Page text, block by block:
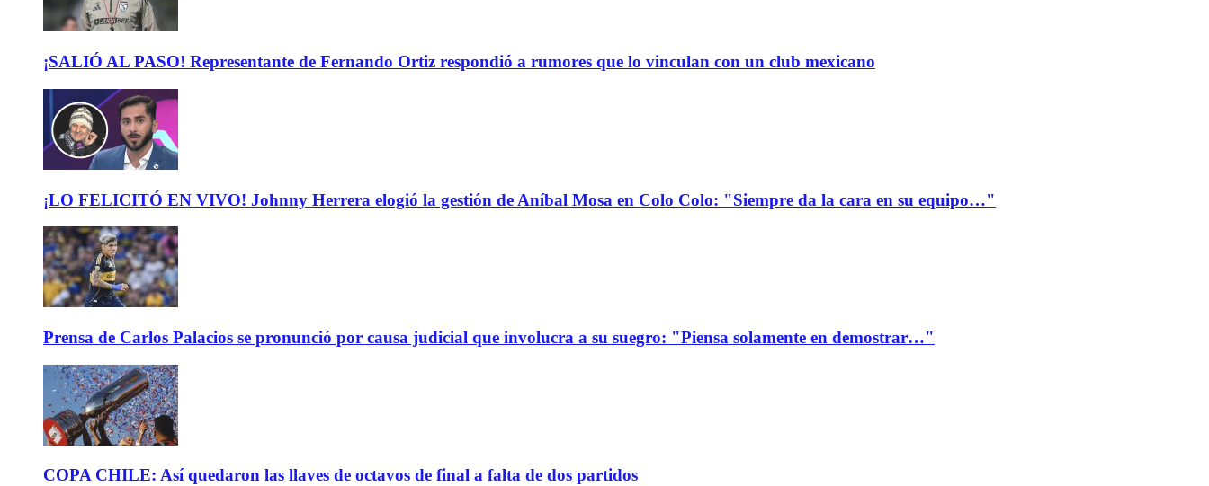
¡SALIÓ AL PASO! Representante de Fernando Ortiz respondió a rumores que lo vinculan con un club mexicano
¡LO FELICITÓ EN VIVO! Johnny Herrera elogió la gestión de Aníbal Mosa en Colo Colo: "Siempre da la cara en su equipo…"
Prensa de Carlos Palacios se pronunció por causa judicial que involucra a su suegro: "Piensa solamente en demostrar…"
COPA CHILE: Así quedaron las llaves de octavos de final a falta de dos partidos